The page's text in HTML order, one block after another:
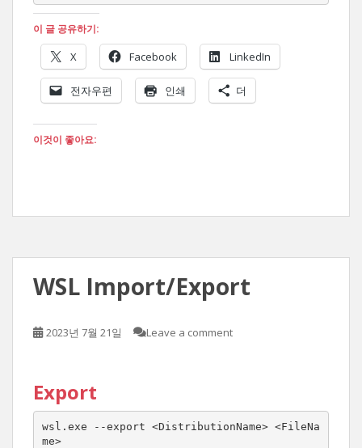
이 글 공유하기:
X Facebook LinkedIn
전자우편 인쇄 더
이것이 좋아요:
WSL Import/Export
2023년 7월 21일 Leave a comment
Export
wsl.exe --export <DistributionName> <FileNa
me>